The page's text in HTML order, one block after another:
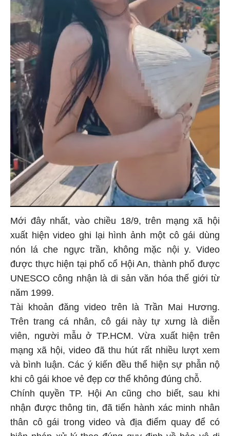
Mới đây nhất, vào chiều 18/9, trên mạng xã hội
xuất hiện video ghi lại hình ảnh một cô gái dùng
nón lá che ngực trần, không mặc nội y. Video
được thực hiện tại phố cổ Hội An, thành phố được
UNESCO công nhận là di sản văn hóa thế giới từ
năm 1999.
Tài khoản đăng video trên là Trần Mai Hương.
Trên trang cá nhân, cô gái này tự xưng là diễn
viên, người mẫu ở TP.HCM. Vừa xuất hiện trên
mạng xã hội, video đã thu hút rất nhiều lượt xem
và bình luận. Các ý kiến đều thể hiện sự phẫn nộ
khi cô gái khoe vẻ đẹp cơ thể không đúng chỗ.
Chính quyền TP. Hội An cũng cho biết, sau khi
nhận được thông tin, đã tiến hành xác minh nhân
thân cô gái trong video và địa điểm quay để có